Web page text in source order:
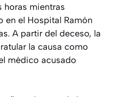
horas mientras
en el Hospital Ramón
A partir del deceso, la
la causa como
médico acusado